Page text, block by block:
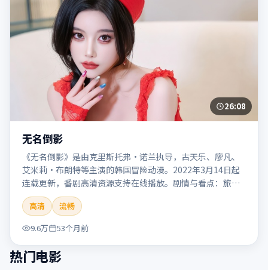
26:08
无名倒影
《无名倒影》是由克里斯托弗·诺兰执导，古天乐、廖凡、
艾米莉·布朗特等主演的韩国冒险动漫。2022年3月14日起
连载更新，番剧高清资源支持在线播放。剧情与看点：旅程
险象环生，奇观与友情并行，带来沉浸式探险体验。本片适
合检索「无名倒影」「克里斯托弗·诺兰」「冒险」「韩
国」「2022」「2022-03-14上映」等关键词的影迷阅读简介
与主创信息。
高清
流畅
9.6万
53个月前
热门电影